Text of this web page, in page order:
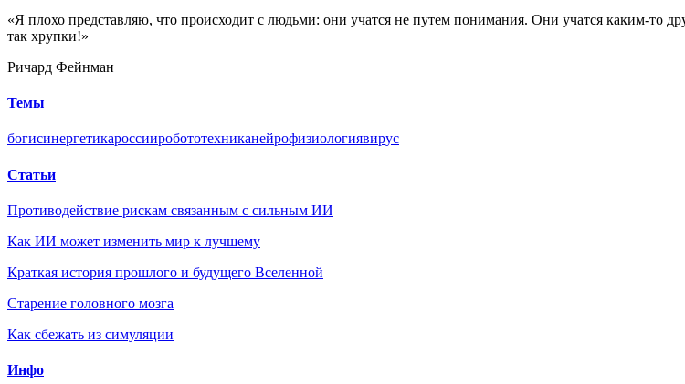
«Я плохо представляю, что происходит с людьми: они учатся не путем понимания. Они учатся каким-то
так хрупки!»
Ричард Фейнман
Темы
богисинергетикароссииробототехниканейрофизиологиявирус
Статьи
Противодействие рискам связанным с сильным ИИ
Как ИИ может изменить мир к лучшему
Краткая история прошлого и будущего Вселенной
Старение головного мозга
Как сбежать из симуляции
Инфо